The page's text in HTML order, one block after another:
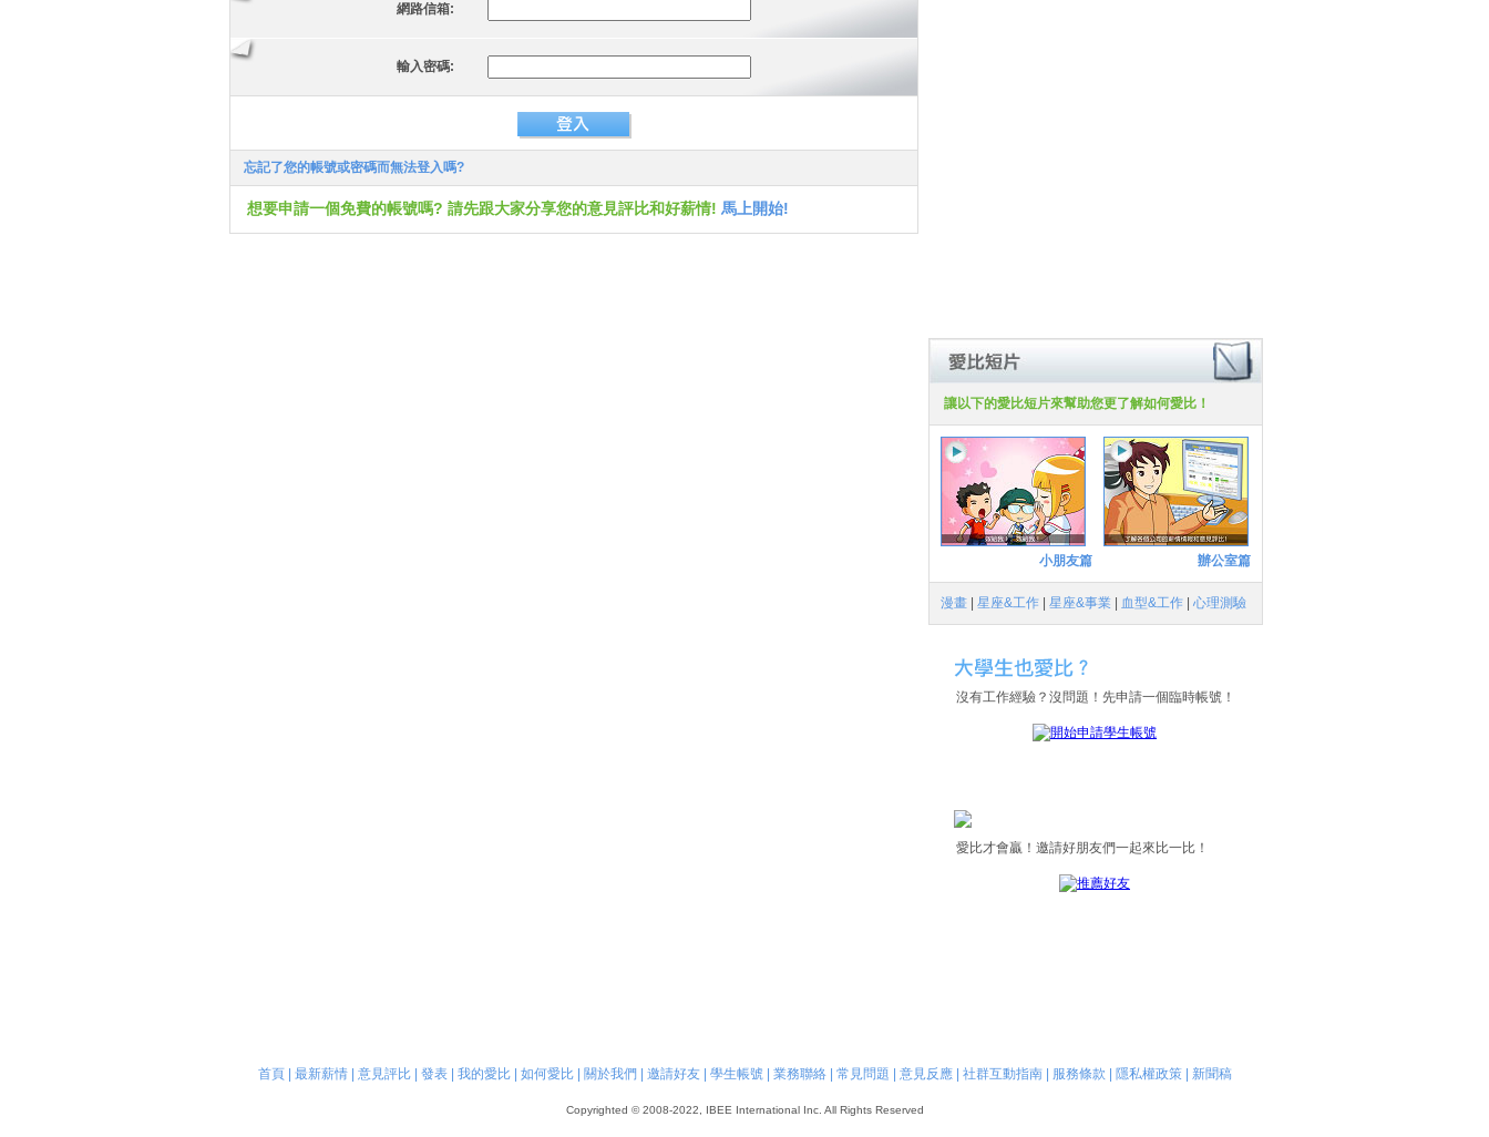
網路信箱:
輸入密碼:
忘記了您的帳號或密碼而無法登入嗎?
想要申請一個免費的帳號嗎? 請先跟大家分享您的意見評比和好薪情! 馬上開始!
讓以下的愛比短片來幫助您更了解如何愛比！
小朋友篇 辦公室篇
漫畫 星座&工作 星座&事業 血型&工作 心理測驗
沒有工作經驗？沒問題！先申請一個臨時帳號！
愛比才會贏！邀請好朋友們一起來比一比！
首頁| 最新薪情| 意見評比| 發表| 我的愛比| 如何愛比| 關於我們 邀請好友| 學生帳號| 業務聯絡| 常見問題 意見反應| 社群互動指南| 服務條款 隱私權政策| 新聞稿
Copyrighted © 2008-2022, IBEE International Inc. All Rights Reserved